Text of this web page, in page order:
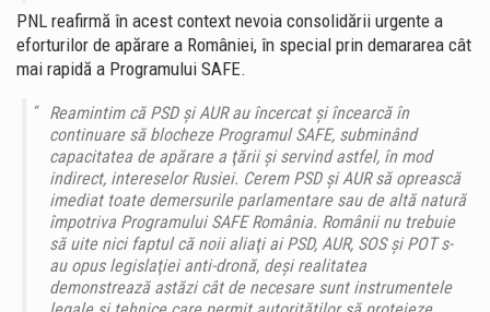
PNL reafirmă în acest context nevoia consolidării urgente a
eforturilor de apărare a României, în special prin demararea cât
mai rapidă a Programului SAFE.
Reamintim că PSD şi AUR au încercat şi încearcă în
continuare să blocheze Programul SAFE, subminând
capacitatea de apărare a ţării şi servind astfel, în mod
indirect, intereselor Rusiei. Cerem PSD şi AUR să oprească
imediat toate demersurile parlamentare sau de altă natură
împotriva Programului SAFE România. Românii nu trebuie
să uite nici faptul că noii aliaţi ai PSD, AUR, SOS şi POT s-
au opus legislaţiei anti-dronă, deşi realitatea
demonstrează astăzi cât de necesare sunt instrumentele